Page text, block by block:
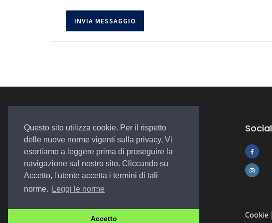
Questo sito utilizza cookie. Per il rispetto
delle nuove norme vigenti sulla privacy, Vi
esortiamo a leggere prima di proseguire la
navigazione sul nostro sito. Cliccando su
Accetto, l'utente accetta i termini di tali
norme.
Leggi le norme
Accetto
Auto. Assistenza. Qualità
Social
© 2022 Design byEGSoft Cookie |